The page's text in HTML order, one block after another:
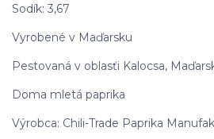
Sodík: 3,67
Vyrobené v Maďarsku
Pestovaná v oblasťi Kalocsa,
Doma mletá paprika
Výrobca: Chili-Trade Paprika